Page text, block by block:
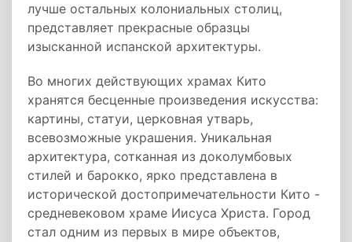
лучше остальных колониальных столиц,
представляет прекрасные образцы
изысканной испанской архитектуры.
Во многих действующих храмах Кито
хранятся бесценные произведения искусства:
картины, статуи, церковная утварь,
всевозможные украшения. Уникальная
архитектура, сотканная из доколумбовых
стилей и барокко, ярко представлена в
исторической достопримечательности Кито -
средневековом храме Иисуса Христа. Город
стал одним из первых в мире объектов,